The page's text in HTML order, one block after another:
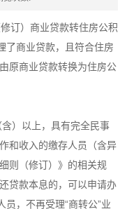
订）商业贷款转住房公积
了商业贷款，且符合住房
原商业贷款转换为住房公
）以上，具有完全民事
和收入的缴存人员（含异
则（修订）》的相关规
贷款本息的，可以申请办
员，不再受理“商转公”业